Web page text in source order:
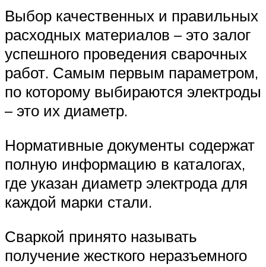
Выбор качественных и правильных
расходных материалов – это залог
успешного проведения сварочных
работ. Самым первым параметром,
по которому выбираются электроды
– это их диаметр.
Нормативные документы содержат
полную информацию в каталогах,
где указан диаметр электрода для
каждой марки стали.
Сваркой принято называть
получение жесткого неразъемного